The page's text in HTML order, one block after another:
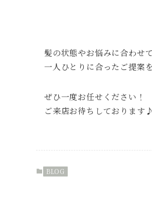
髪の状態やお悩みに合わせて
一人ひとりに合ったご提案
ぜひ一度お任せください！
ご来店お待ちしております♪
BLOG